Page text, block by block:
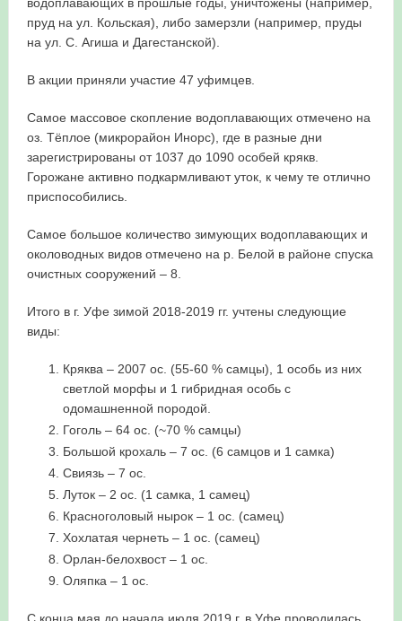
водоплавающих в прошлые годы, уничтожены (например,
пруд на ул. Кольская), либо замерзли (например, пруды
на ул. С. Агиша и Дагестанской).
В акции приняли участие 47 уфимцев.
Самое массовое скопление водоплавающих отмечено на
оз. Тёплое (микрорайон Инорс), где в разные дни
зарегистрированы от 1037 до 1090 особей крякв.
Горожане активно подкармливают уток, к чему те отлично
приспособились.
Самое большое количество зимующих водоплавающих и
околоводных видов отмечено на р. Белой в районе спуска
очистных сооружений – 8.
Итого в г. Уфе зимой 2018-2019 гг. учтены следующие
виды:
Кряква – 2007 ос. (55-60 % самцы), 1 особь из них
светлой морфы и 1 гибридная особь с
одомашненной породой.
Гоголь – 64 ос. (~70 % самцы)
Большой крохаль – 7 ос. (6 самцов и 1 самка)
Свиязь – 7 ос.
Луток – 2 ос. (1 самка, 1 самец)
Красноголовый нырок – 1 ос. (самец)
Хохлатая чернеть – 1 ос. (самец)
Орлан-белохвост – 1 ос.
Оляпка – 1 ос.